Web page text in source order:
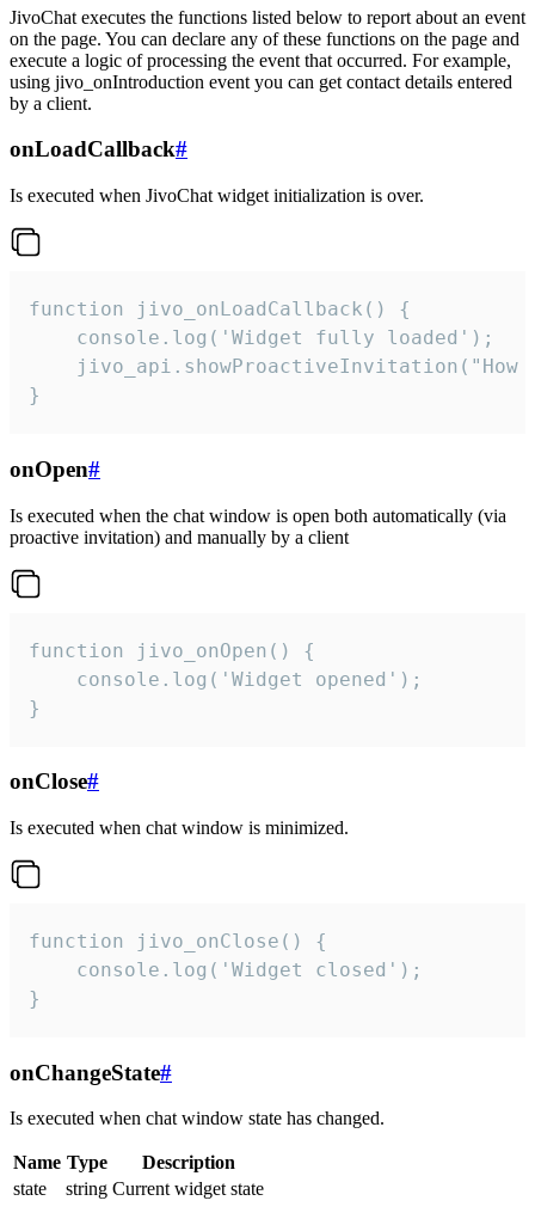
JivoChat executes the functions listed below to report about an event
on the page. You can declare any of these functions on the page and
execute a logic of processing the event that occurred. For example,
using jivo_onIntroduction event you can get contact details entered
by a client.
onLoadCallback#
Is executed when JivoChat widget initialization is over.
function jivo_onLoadCallback() {
    console.log('Widget fully loaded');
jivo_api.showProactiveInvitation("How
}
onOpen#
Is executed when the chat window is open both automatically (via
proactive invitation) and manually by a client
function jivo_onOpen() {
    console.log('Widget opened');
}
onClose#
Is executed when chat window is minimized.
function jivo_onClose() {
    console.log('Widget closed');
}
onChangeState#
Is executed when chat window state has changed.
Name Type
Description
state
string Current widget state